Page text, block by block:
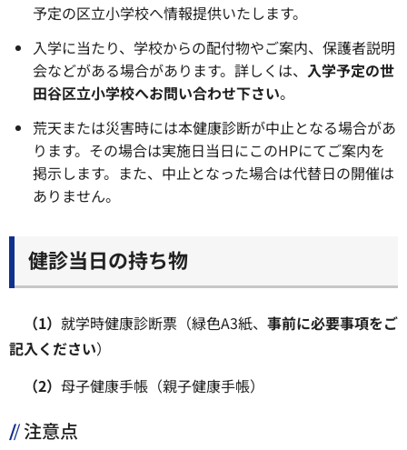
予定の区立小学校へ情報提供いたします。
入学に当たり、学校からの配付物やご案内、保護者説明
会などがある場合があります。詳しくは、 入学予定の世
田谷区立小学校へお問い合わせ下さい。
荒天または災害時には本健康診断が中止となる場合があ
ります。その場合は実施日当日にこのHPにてご案内を
掲示します。また、中止となった場合は代替日の開催は
ありません。
健診当日の持ち物
（1） 就学時健康診断票（緑色A3紙、 事前に必要事項をご
記入ください）
（2） 母子健康手帳（親子健康手帳）
注意点